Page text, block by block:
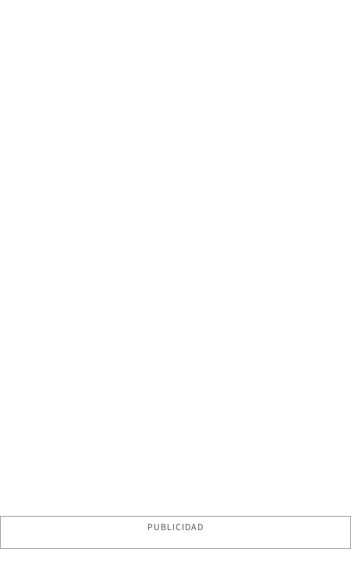
PUBLICIDAD